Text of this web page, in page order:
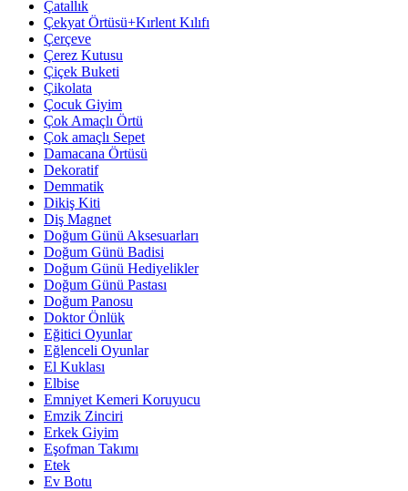
Çatallık
Çekyat Örtüsü+Kırlent Kılıfı
Çerçeve
Çerez Kutusu
Çiçek Buketi
Çikolata
Çocuk Giyim
Çok Amaçlı Örtü
Çok amaçlı Sepet
Damacana Örtüsü
Dekoratif
Demmatik
Dikiş Kiti
Diş Magnet
Doğum Günü Aksesuarları
Doğum Günü Badisi
Doğum Günü Hediyelikler
Doğum Günü Pastası
Doğum Panosu
Doktor Önlük
Eğitici Oyunlar
Eğlenceli Oyunlar
El Kuklası
Elbise
Emniyet Kemeri Koruyucu
Emzik Zinciri
Erkek Giyim
Eşofman Takımı
Etek
Ev Botu